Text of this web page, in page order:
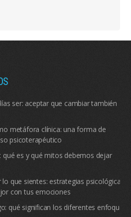
ser: aceptar que cambiar también
metáfora clínica: una forma de
psicoterapéutico
qué es y qué mitos debemos dejar
que sientes: estrategias psicológicas
con tus emociones
qué significan los diferentes enfoques